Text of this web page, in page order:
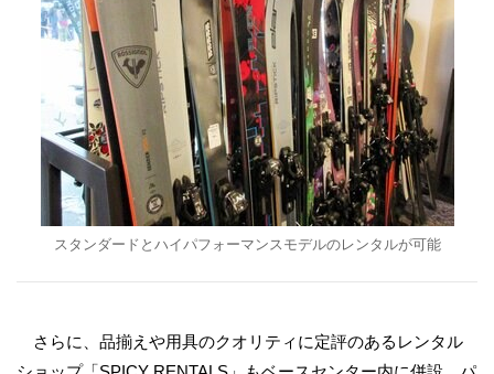
スタンダードとハイパフォーマンスモデルのレンタルが可能
さらに、品揃えや用具のクオリティに定評のあるレンタル